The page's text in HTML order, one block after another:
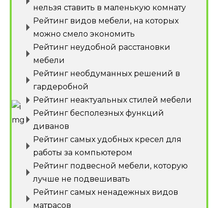
нельзя ставить в маленькую комнату
Рейтинг видов мебели, на которых
можно смело экономить
Рейтинг неудобной расстановки
мебели
Рейтинг необдуманных решений в
гардеробной
Рейтинг неактуальных стилей мебели
Рейтинг бесполезных функций
диванов
Рейтинг самых удобных кресел для
работы за компьютером
Рейтинг подвесной мебели, которую
лучше не подвешивать
Рейтинг самых ненадежных видов
матрасов